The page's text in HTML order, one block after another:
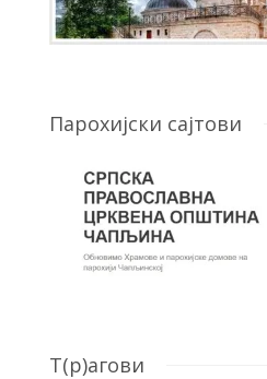
Парохијски сајтови
T(р)агови